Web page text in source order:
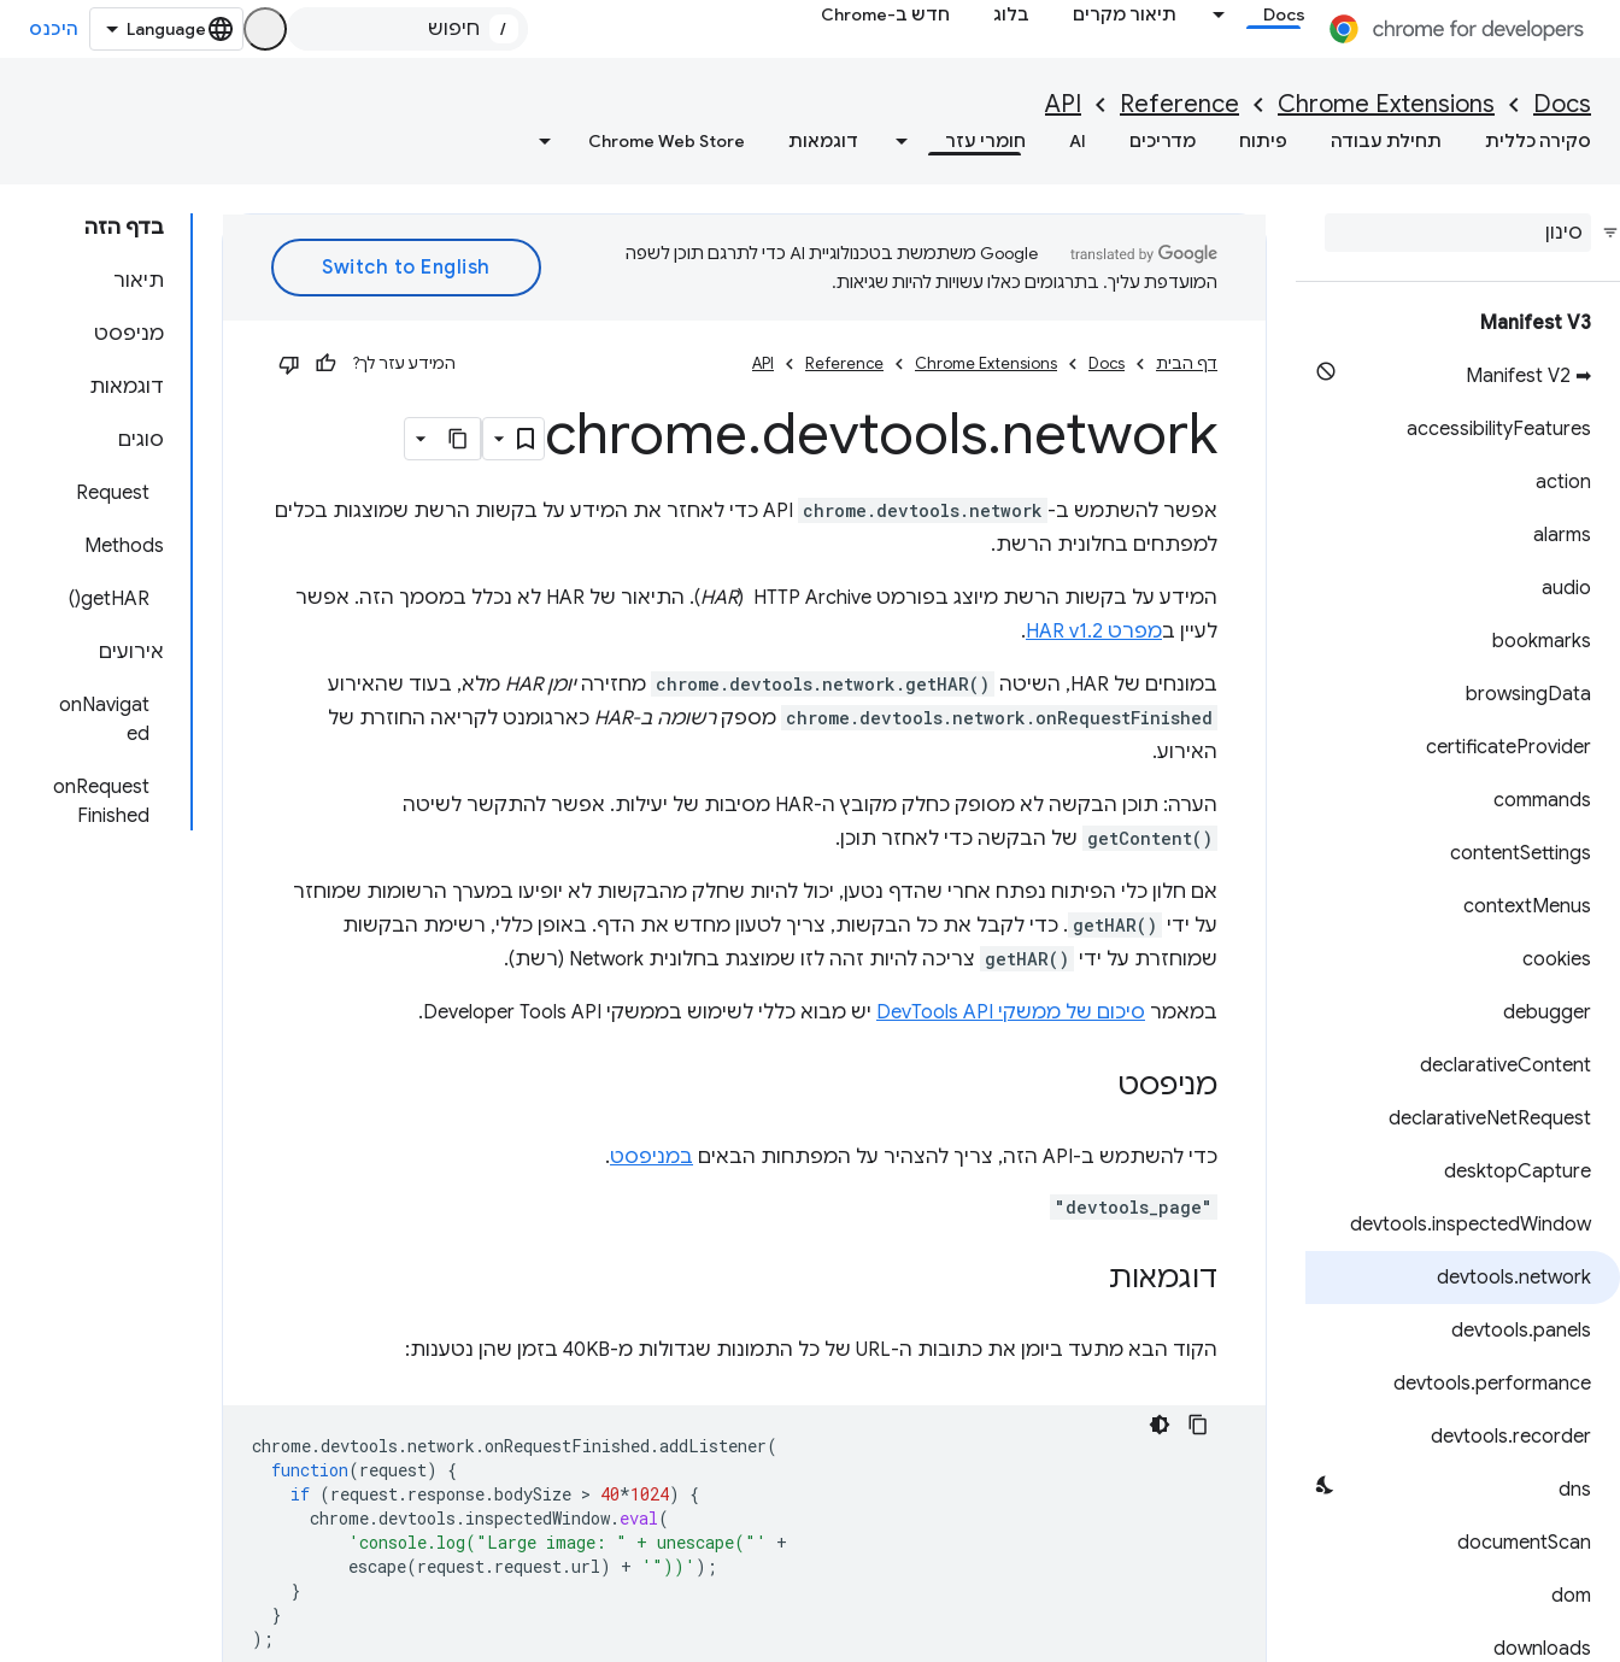
Docs תיאור מקרים בלוג חדש ב-Chrome
/ היכנס
Docs
Chrome Extensions
Reference
API
סקירה כללית תחילת עבודה פיתוח מדריכים AI חומרי עזר דוגמאות Chrome Web Store
Manifest V3
➡ Manifest V2
accessibilityFeatures
action
alarms
audio
bookmarks
browsingData
certificateProvider
commands
contentSettings
contextMenus
cookies
debugger
declarativeContent
declarativeNetRequest
desktopCapture
devtools.inspectedWindow
devtools.network
devtools.panels
devtools.performance
devtools.recorder
dns
documentScan
dom
downloads
בדף הזה
תיאור
מניפסט
דוגמאות
סוגים
Request
Methods
getHAR()
אירועים
onNavigat
ed
onRequest
Finished
‫Google משתמשת בטכנולוגיית AI כדי לתרגם תוכן לשפה
המועדפת עליך. בתרגומים כאלו עשויות להיות שגיאות.
דף הבית Docs
Chrome Extensions
Reference
API המידע עזר לך?
chrome.devtools.network
אפשר להשתמש ב- chrome.devtools.network
API כדי לאחזר את המידע על בקשות הרשת שמוצגות בכלים
למפתחים בחלונית הרשת.
המידע על בקשות הרשת מיוצג בפורמט HTTP Archive ‏ ( HAR
). התיאור של HAR לא נכלל במסמך הזה. אפשר
לעיין במפרט HAR v1.2 .
במונחים של HAR, השיטה chrome.devtools.network.getHAR() מחזירהיומן HAR מלא, בעוד שהאירוע
chrome.devtools.network.onRequestFinished מספקרשומה ב-HAR
כארגומנט לקריאה החוזרת של
האירוע.
הערה: תוכן הבקשה לא מסופק כחלק מקובץ ה-HAR מסיבות של יעילות. אפשר להתקשר לשיטה
getContent() של הבקשה כדי לאחזר תוכן.
אם חלון כלי הפיתוח נפתח אחרי שהדף נטען, יכול להיות שחלק מהבקשות לא יופיעו במערך הרשומות שמוחזר
על ידי getHAR() . כדי לקבל את כל הבקשות, צריך לטעון מחדש את הדף. באופן כללי, רשימת הבקשות
שמוחזרת על ידי getHAR() צריכה להיות זהה לזו שמוצגת בחלונית Network (רשת).
במאמר סיכום של ממשקי DevTools API יש מבוא כללי לשימוש בממשקי Developer Tools API.
מניפסט
כדי להשתמש ב-API הזה, צריך להצהיר על המפתחות הבאים במניפסט.
"devtools_page"
דוגמאות
הקוד הבא מתעד ביומן את כתובות ה-URL של כל התמונות שגדולות מ-40KB בזמן שהן נטענות:
chrome.devtools .network .onRequestFinished .addListener(
function(request)
{
if (request. response.bodySize > 40*1024)
{
chrome.devtools . inspectedWindow. eval(
'console.log("Large image: " + unescape("'
+
escape(request. request.url) + '"))' );
}
}
);